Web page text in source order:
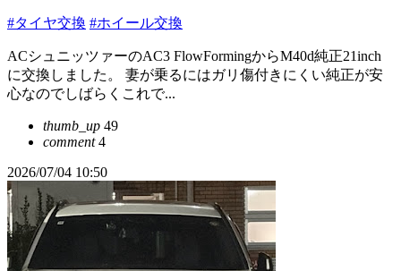
#タイヤ交換 #ホイール交換
ACシュニッツァーのAC3 FlowFormingからM40d純正21inch
に交換しました。 妻が乗るにはガリ傷付きにくい純正が安
心なのでしばらくこれで...
thumb_up 49
comment4
2026/07/04 10:50